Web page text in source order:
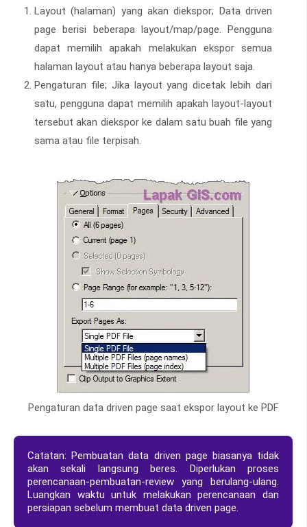
Layout (halaman) yang akan diekspor; Data driven
page berisi beberapa layout/map/page. Pengguna
dapat memilih apakah melakukan ekspor semua
halaman layout atau hanya beberapa layout saja.
Pengaturan file; Jika layout yang dicetak lebih dari
satu, pengguna dapat memilih apakah layout-layout
tersebut akan diekspor ke dalam satu buah file yang
sama atau file terpisah.
Pengaturan data driven page saat ekspor layout ke PDF
Catatan: Pembuatan data driven page biasanya tidak
akan sekali langsung beres. Diperlukan proses
perencanaan-pembuatan-review yang berulang-ulang.
Luangkan waktu untuk melakukan perencanaan dan
persiapan sebelum membuat data driven page.